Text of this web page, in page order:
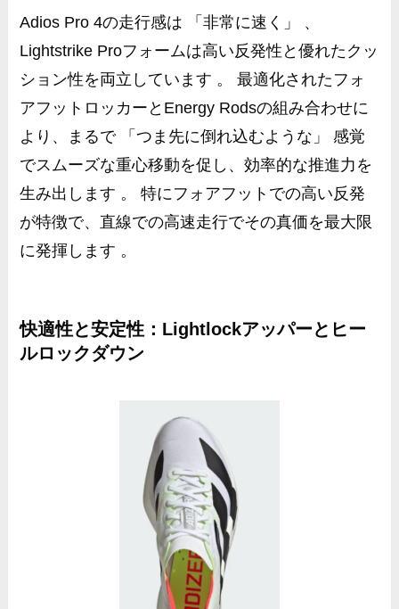
Adios Pro 4の走行感は 「非常に速く」 、
Lightstrike Proフォームは高い反発性と優れたクッ
ション性を両立しています 。 最適化されたフォ
アフットロッカーとEnergy Rodsの組み合わせに
より、まるで 「つま先に倒れ込むような」 感覚
でスムーズな重心移動を促し、効率的な推進力を
生み出します 。 特にフォアフットでの高い反発
が特徴で、直線での高速走行でその真価を最大限
に発揮します 。
快適性と安定性：Lightlockアッパーとヒー
ルロックダウン